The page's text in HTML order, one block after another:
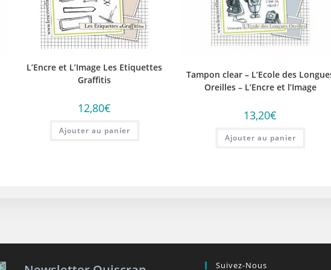
L’Encre et L’Image Les Etiquettes
Graffitis
12,80€
Ajouter au panier
Tampon clear – L’Ecole des
Oreilles – L’Encre et l’Image
13,20€
Ajouter au panier
Suivez-Nous